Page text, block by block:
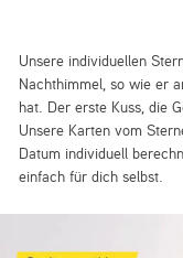
Unsere individuellen
Nachthimmel, so wie er
hat. Der erste Kuss, die
Unsere Karten vom
Datum individuell
einfach für dich selbst.